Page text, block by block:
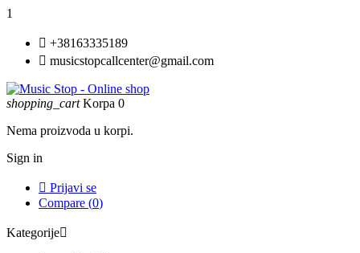
1
 +38163335189
 musicstopcallcenter@gmail.com
shopping_cart Korpa 0
Nema proizvoda u korpi.
Sign in
 Prijavi se
Compare (0)
Kategorije